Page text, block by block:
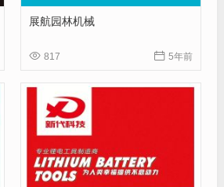
展航园林机械
 817  5年前